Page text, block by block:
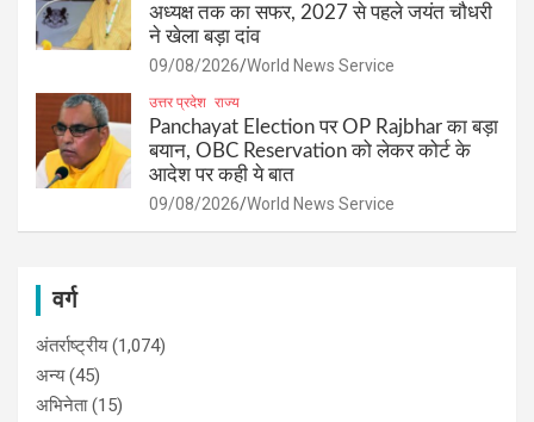
अध्यक्ष तक का सफर, 2027 से पहले जयंत चौधरी
ने खेला बड़ा दांव
09/08/2026 World News Service
उत्तर प्रदेश राज्य
Panchayat Election पर OP Rajbhar का बड़ा
बयान, OBC Reservation को लेकर कोर्ट के
आदेश पर कही ये बात
09/08/2026 World News Service
वर्ग
अंतर्राष्ट्रीय(1,074)
अन्य(45)
अभिनेता(15)